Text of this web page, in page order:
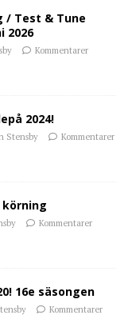
/ Test & Tune
2026
Kommentarer
2024!
Stensby
Kommentarer
körning
Kommentarer
16e säsongen
Kommentarer